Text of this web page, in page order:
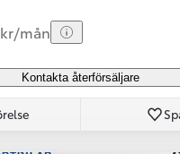
kr/mån
Kontakta återförsäljare